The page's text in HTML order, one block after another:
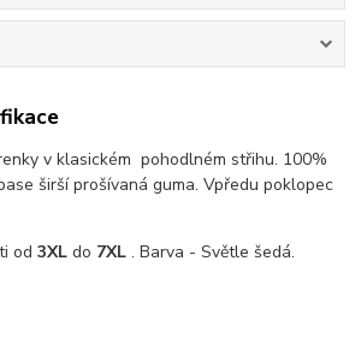
v klasickém pohodlném střihu. 100%
širší prošívaná guma. Vpředu poklopec
od3XL do 7XL . Barva - Světle šedá.